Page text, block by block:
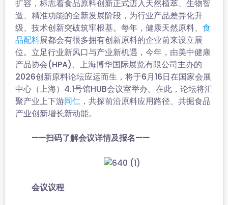
扩容，标志着食品原料创新正式迈入天然植萃、生物智
造、精准功能的全新发展阶段，为行业产品差异化升
级、技术创新突破筑牢根基。每年，健康天然原料、 食
品配料展都会有很多拥有创新原料的企业前来设立展
位。立足行业新风口与产业新机遇，今年，由美中健康
产品协会(HPA)、上海博华国际展览有限公司主办的
2026创新原料论坛应运而生，将于6月16日在国家会展
中心（上海）4.1号馆HUB会议室举办。在此，论坛将汇
聚产业上下游同仁 ，共探前沿原料应用路径、共掘食品
产业创新增长新动能。
——扫码了解会议详情及报名——
会议议程